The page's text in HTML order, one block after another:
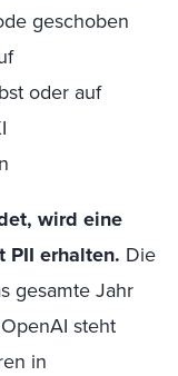
geschoben
oder auf
wird eine
PII erhalten. Die
gesamte Jahr
OpenAI steht
in